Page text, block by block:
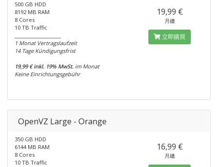
500 GB HDD
8192 MB RAM
8 Cores
10 TB Traffic
1 Monat Vertragslaufzeit
14 Tage Kündigungsfrist
19,99 € inkl. 19% MwSt. im Monat
Keine Einrichtungsgebühr
19,99 €
月繳
立即購買
OpenVZ Large - Orange
350 GB HDD
6144 MB RAM
8 Cores
10 TB Traffic
16,99 €
月繳